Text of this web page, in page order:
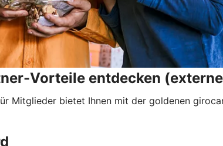
Vorteile entdecken
Mitglieder bietet Ihnen mit der goldenen